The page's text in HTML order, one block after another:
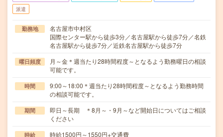
派遣
勤務地
名古屋市中村区
国際センター駅から徒歩3分／名古屋駅から徒歩7分／名鉄
名古屋駅から徒歩7分／近鉄名古屋駅から徒歩7分
曜日頻度
月～金＊週当たり28時間程度～となるよう勤務曜日の相談
可能です。
時間
9:00～18:00＊週当たり28時間程度～となるよう勤務時間
の相談可能です。
期間
即日～長期 ＊8月～・9月～など開始日についてはご相談
ください
時給 時給1500円～1550円+交通費